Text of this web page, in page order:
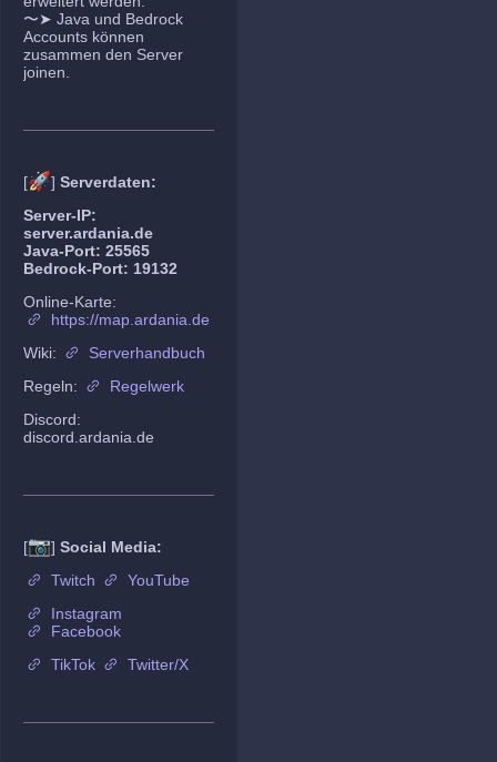
〜➤ Java und Bedrock
Accounts können
zusammen den Server
joinen.
[🚀] Serverdaten:
Server-IP:
server.ardania.de
Java-Port: 25565
Bedrock-Port: 19132
Online-Karte:
https://map.ardania.de
Wiki:
Serverhandbuch
Regeln:
Regelwerk
Discord:
discord.ardania.de
[📷] Social Media:
Twitch
YouTube
Instagram
Facebook
TikTok
Twitter/X